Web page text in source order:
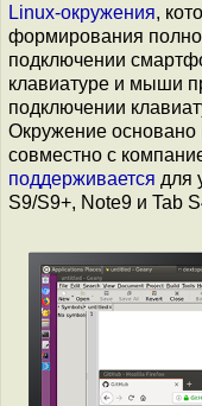
Linux-окружения,
формирования
подключении
клавиатуре и мыши
подключении
Окружение основано
совместно c
поддерживается для
S9/S9+, Note9 и Tab